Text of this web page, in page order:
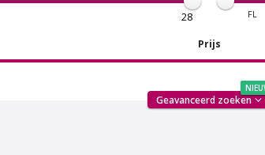
FL
Prijs
Geavanceerd zoeken